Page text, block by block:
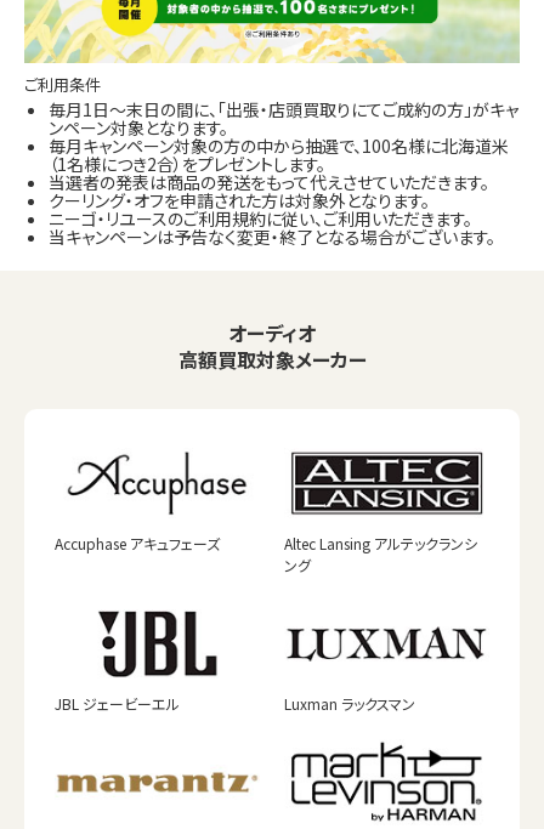
ご利用条件
毎月1日～末日の間に、「出張・店頭買取りにてご成約の方」がキャ
ンペーン対象となります。
毎月キャンペーン対象の方の中から抽選で、100名様に北海道米
（1名様につき2合）をプレゼントします。
当選者の発表は商品の発送をもって代えさせていただきます。
クーリング・オフを申請された方は対象外となります。
ニーゴ・リユースのご利用規約に従い、ご利用いただきます。
当キャンペーンは予告なく変更・終了となる場合がございます。
オーディオ
高額買取対象メーカー
Accuphase アキュフェーズ
Altec Lansing アルテックランシ
ング
JBL ジェービーエル Luxman ラックスマン